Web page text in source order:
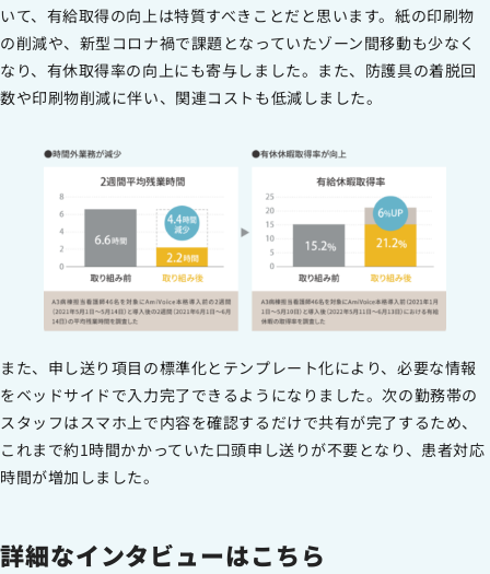
いて、有給取得の向上は特質すべきことだと思います。紙の印刷物
の削減や、新型コロナ禍で課題となっていたゾーン間移動も少なく
なり、有休取得率の向上にも寄与しました。また、防護具の着脱回
数や印刷物削減に伴い、関連コストも低減しました。
また、申し送り項目の標準化とテンプレート化により、必要な情報
をベッドサイドで入力完了できるようになりました。次の勤務帯の
スタッフはスマホ上で内容を確認するだけで共有が完了するため、
これまで約1時間かかっていた口頭申し送りが不要となり、患者対応
時間が増加しました。
詳細なインタビューはこちら